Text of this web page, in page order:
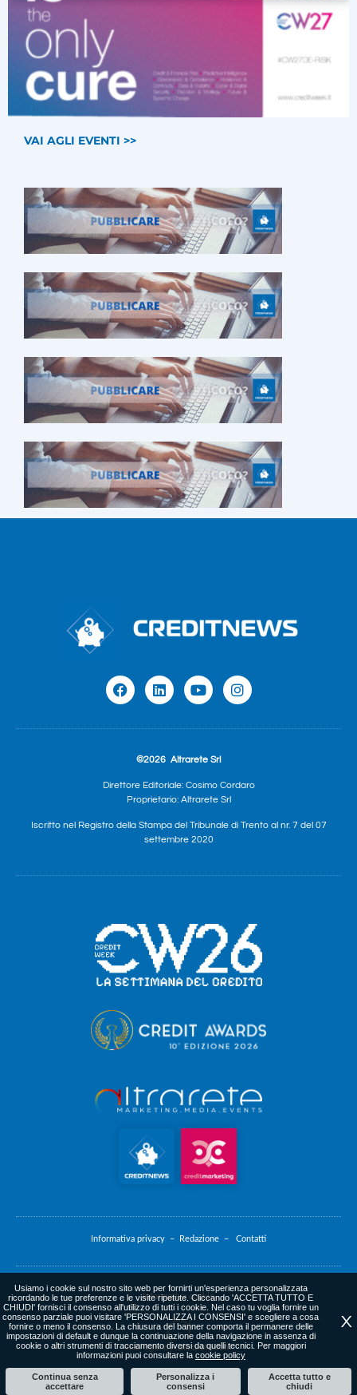
VAI AGLI EVENTI >>
©2026 Altrarete Srl
Direttore Editoriale: Cosimo Cordaro
Proprietario: Altrarete Srl
Iscritto nel Registro della Stampa del Tribunale di Trento al nr. 7 del 07
settembre 2020
Informativa privacy – Redazione – Contatti
Informativa cookie
web agency: altrarete.com
X
Usiamo i cookie sul nostro sito web per fornirti un'esperienza personalizzata
ricordando le tue preferenze e le visite ripetute. Cliccando 'ACCETTA TUTTO E
CHIUDI' fornisci il consenso all'utilizzo di tutti i cookie. Nel caso tu voglia fornire un
consenso parziale puoi visitare 'PERSONALIZZA I CONSENSI' e scegliere a cosa
fornire o meno il consenso. La chiusura del banner comporta il permanere delle
impostazioni di default e dunque la continuazione della navigazione in assenza di
cookie o altri strumenti di tracciamento diversi da quelli tecnici. Per maggiori
informazioni puoi consultare la cookie policy
Continua senza
accettare
Personalizza i
consensi
Accetta tutto e
chiudi